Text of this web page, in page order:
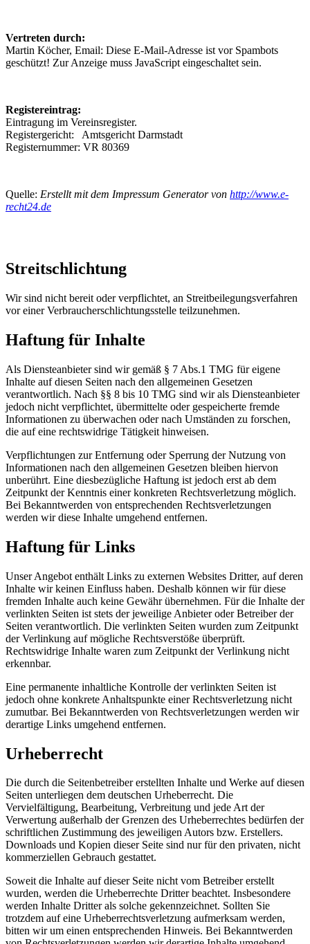
Vertreten durch:
Martin Köcher, Email: Diese E-Mail-Adresse ist vor Spambots
geschützt! Zur Anzeige muss JavaScript eingeschaltet sein.
Registereintrag:
Eintragung im Vereinsregister.
Registergericht: Amtsgericht Darmstadt
Registernummer: VR 80369
Quelle: Erstellt mit dem Impressum Generator von http://www.e-
recht24.de
Streitschlichtung
Wir sind nicht bereit oder verpflichtet, an Streitbeilegungsverfahren
vor einer Verbraucherschlichtungsstelle teilzunehmen.
Haftung für Inhalte
Als Diensteanbieter sind wir gemäß § 7 Abs.1 TMG für eigene
Inhalte auf diesen Seiten nach den allgemeinen Gesetzen
verantwortlich. Nach §§ 8 bis 10 TMG sind wir als Diensteanbieter
jedoch nicht verpflichtet, übermittelte oder gespeicherte fremde
Informationen zu überwachen oder nach Umständen zu forschen,
die auf eine rechtswidrige Tätigkeit hinweisen.
Verpflichtungen zur Entfernung oder Sperrung der Nutzung von
Informationen nach den allgemeinen Gesetzen bleiben hiervon
unberührt. Eine diesbezügliche Haftung ist jedoch erst ab dem
Zeitpunkt der Kenntnis einer konkreten Rechtsverletzung möglich.
Bei Bekanntwerden von entsprechenden Rechtsverletzungen
werden wir diese Inhalte umgehend entfernen.
Haftung für Links
Unser Angebot enthält Links zu externen Websites Dritter, auf deren
Inhalte wir keinen Einfluss haben. Deshalb können wir für diese
fremden Inhalte auch keine Gewähr übernehmen. Für die Inhalte der
verlinkten Seiten ist stets der jeweilige Anbieter oder Betreiber der
Seiten verantwortlich. Die verlinkten Seiten wurden zum Zeitpunkt
der Verlinkung auf mögliche Rechtsverstöße überprüft.
Rechtswidrige Inhalte waren zum Zeitpunkt der Verlinkung nicht
erkennbar.
Eine permanente inhaltliche Kontrolle der verlinkten Seiten ist
jedoch ohne konkrete Anhaltspunkte einer Rechtsverletzung nicht
zumutbar. Bei Bekanntwerden von Rechtsverletzungen werden wir
derartige Links umgehend entfernen.
Urheberrecht
Die durch die Seitenbetreiber erstellten Inhalte und Werke auf diesen
Seiten unterliegen dem deutschen Urheberrecht. Die
Vervielfältigung, Bearbeitung, Verbreitung und jede Art der
Verwertung außerhalb der Grenzen des Urheberrechtes bedürfen der
schriftlichen Zustimmung des jeweiligen Autors bzw. Erstellers.
Downloads und Kopien dieser Seite sind nur für den privaten, nicht
kommerziellen Gebrauch gestattet.
Soweit die Inhalte auf dieser Seite nicht vom Betreiber erstellt
wurden, werden die Urheberrechte Dritter beachtet. Insbesondere
werden Inhalte Dritter als solche gekennzeichnet. Sollten Sie
trotzdem auf eine Urheberrechtsverletzung aufmerksam werden,
bitten wir um einen entsprechenden Hinweis. Bei Bekanntwerden